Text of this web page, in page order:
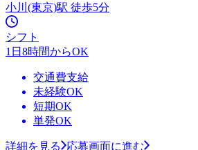
小川(東京)駅 徒歩5分
シフト
1日8時間からOK
交通費支給
未経験OK
短期OK
単発OK
詳細を見る 応募画面に進む